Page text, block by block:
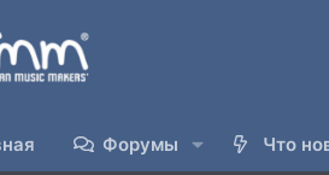
Форумы Что